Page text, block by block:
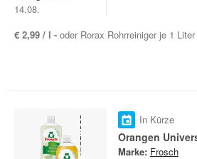
14.08.
€ 2,99 / l - oder Rorax Rohrreiniger je 1 Liter
In Kürze
Orangen
Marke: Frosch